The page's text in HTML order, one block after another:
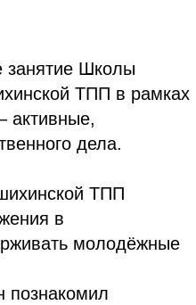
занятие Школы
ТПП в рамках
активные,
дела.
ТПП
в
молодёжные
познакомил